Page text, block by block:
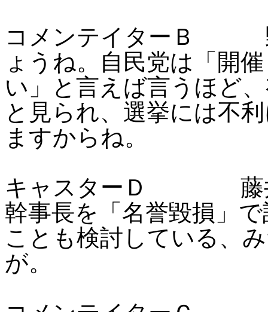
コメンテイターＢ 野
ょうね。自民党は「開
い」と言えば言うほど
と見られ、選挙には不
ますからね。
キャスターＤ 藤井
幹事長を「名誉毀損」
ことも検討している、
が。